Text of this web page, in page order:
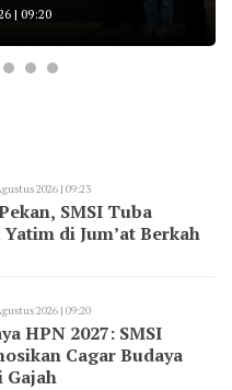
Gajah
| 09:20dan Kode Etik
2026 | 09:23
SMSI Tuba
di Jum’at Berkah
2026 | 09:20
HPN 2027: SMSI
Cagar Budaya
Gajah